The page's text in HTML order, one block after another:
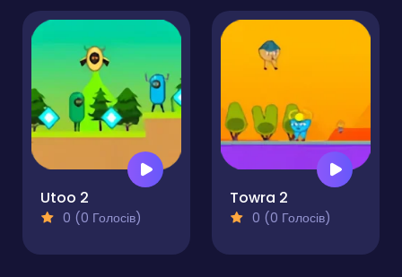
Utoo 2
0 (0 Голосів)
Towra 2
0 (0 Голосів)